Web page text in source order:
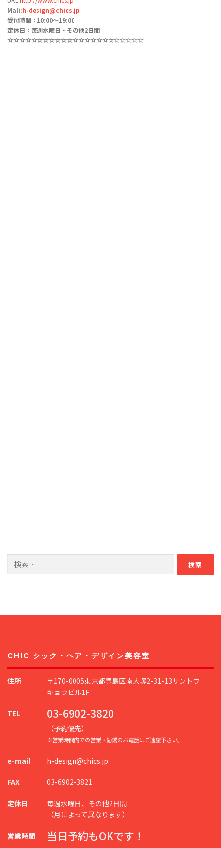
Mali:h-design@chics.jp
受付時間：10:00〜19:00
定休日：毎週水曜日・その他2日間
☆☆☆☆☆☆☆☆☆☆☆☆☆☆☆☆☆☆☆☆☆☆☆
索:
CHIC シック・ヘア・デザイン美容室
住所
〒170-0005東京都豊島区南大塚2-31-13サントウ
キョウビル1F
TEL 03-6902-3820
（予約優先）
※営業時間内での営業・勧誘のお電話はご遠慮下さい。
e-mail h-design@chics.jp
FAX 03-6902-3821
定休日
毎週水曜日、その他2日間
（月によって異なります）
営業時間 当日予約もOKです！